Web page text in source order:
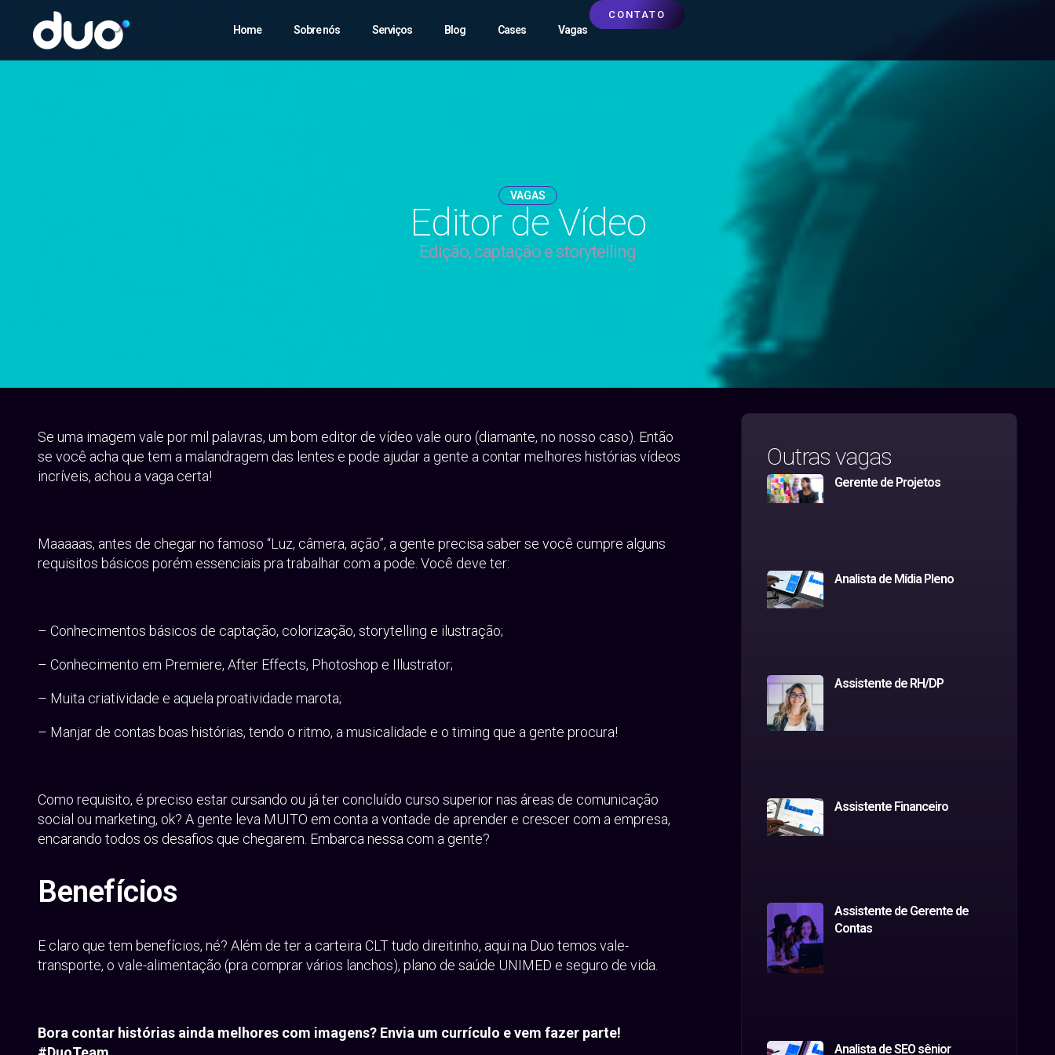
Home Sobre nós Serviços Blog Cases Vagas
CONTATO
VAGAS
Editor de Vídeo
Edição, captação e storytelling
Se uma imagem vale por mil palavras, um bom editor de vídeo vale ouro (diamante, no nosso caso). Então
se você acha que tem a malandragem das lentes e pode ajudar a gente a contar melhores histórias vídeos
incríveis, achou a vaga certa!
Maaaaas, antes de chegar no famoso “Luz, câmera, ação”, a gente precisa saber se você cumpre alguns
requisitos básicos porém essenciais pra trabalhar com a pode. Você deve ter:
– Conhecimentos básicos de captação, colorização, storytelling e ilustração;
– Conhecimento em Premiere, After Effects, Photoshop e Illustrator;
– Muita criatividade e aquela proatividade marota;
– Manjar de contas boas histórias, tendo o ritmo, a musicalidade e o timing que a gente procura!
Como requisito, é preciso estar cursando ou já ter concluído curso superior nas áreas de comunicação
social ou marketing, ok? A gente leva MUITO em conta a vontade de aprender e crescer com a empresa,
encarando todos os desafios que chegarem. Embarca nessa com a gente?
Benefícios
E claro que tem benefícios, né? Além de ter a carteira CLT tudo direitinho, aqui na Duo temos vale-
transporte, o vale-alimentação (pra comprar vários lanchos), plano de saúde UNIMED e seguro de vida.
Bora contar histórias ainda melhores com imagens? Envia um currículo e vem fazer parte!
Outras vagas
Gerente de Projetos
Analista de Mídia Pleno
Assistente de RH/DP
Assistente Financeiro
Assistente de Gerente de
Contas
Analista de SEO sênior